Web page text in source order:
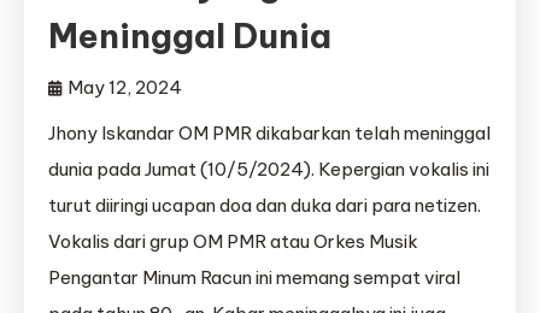
Meninggal Dunia
May 12, 2024
Jhony Iskandar OM PMR dikabarkan telah meninggal
dunia pada Jumat (10/5/2024). Kepergian vokalis ini
turut diiringi ucapan doa dan duka dari para netizen.
Vokalis dari grup OM PMR atau Orkes Musik
Pengantar Minum Racun ini memang sempat viral